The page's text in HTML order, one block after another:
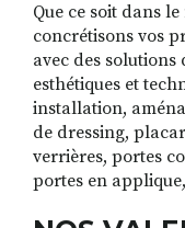
Que ce soit dans
concrétisons vos
avec des solutions
esthétiques et
installation,
de dressing,
verrières, portes
portes en